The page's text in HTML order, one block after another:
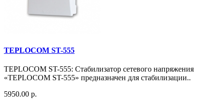
TEPLOCOM ST-555
TEPLOCOM ST-555: Стабилизатор сетевого напряжения
«TEPLOCOM ST-555» предназначен для стабилизации..
5950.00 р.